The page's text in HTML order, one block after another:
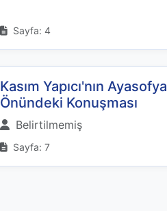
Sayfa: 4
Kasım Yapıcı'nın Ayasofya
Önündeki Konuşması
Belirtilmemiş
Sayfa: 7